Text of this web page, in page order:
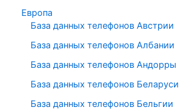
Европа
База данных телефонов Австрии
База данных телефонов Албании
База данных телефонов Андорры
База данных телефонов Беларуси
База данных телефонов Бельгии